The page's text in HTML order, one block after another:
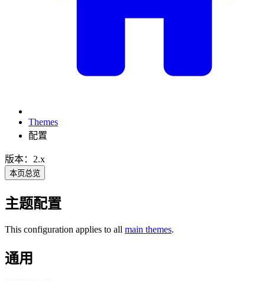
Themes
配置
版本：2.x
本页总览
主题配置
This configuration applies to all main themes.
通用